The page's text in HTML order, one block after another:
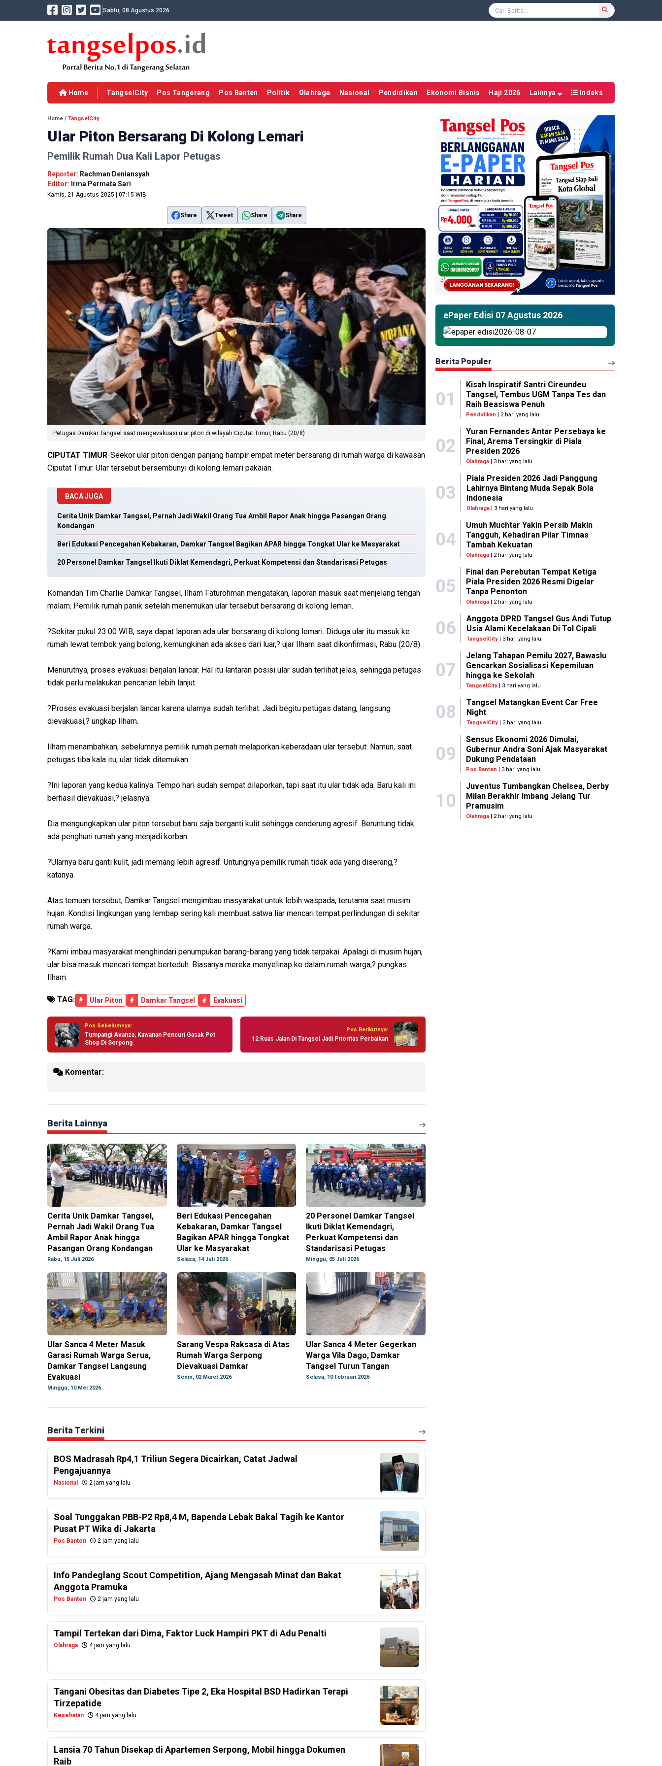
Sabtu, 08 Agustus 2026
Home TangselCity Pos Tangerang Pos Banten Politik Olahraga Nasional Pendidikan Ekonomi Bisnis Haji 2026 Lainnya Indeks
Home / TangselCity
Ular Piton Bersarang Di Kolong Lemari
Pemilik Rumah Dua Kali Lapor Petugas
Reporter: Rachman Deniansyah
Editor: Irma Permata Sari
Kamis, 21 Agustus 2025 | 07:15 WIB
Share Tweet Share Share
Petugas Damkar Tangsel saat mengevakuasi ular piton di wilayah Ciputat Timur, Rabu (20/8)
CIPUTAT TIMUR-Seekor ular piton dengan panjang hampir empat meter bersarang di rumah warga di kawasan
Ciputat Timur. Ular tersebut bersembunyi di kolong lemari pakaian.
BACA JUGA
Cerita Unik Damkar Tangsel, Pernah Jadi Wakil Orang Tua Ambil Rapor Anak hingga Pasangan Orang
Kondangan
Beri Edukasi Pencegahan Kebakaran, Damkar Tangsel Bagikan APAR hingga Tongkat Ular ke Masyarakat
20 Personel Damkar Tangsel Ikuti Diklat Kemendagri, Perkuat Kompetensi dan Standarisasi Petugas
Komandan Tim Charlie Damkar Tangsel, Ilham Faturohman mengatakan, laporan masuk saat menjelang tengah
malam. Pemilik rumah panik setelah menemukan ular tersebut bersarang di kolong lemari.
?Sekitar pukul 23.00 WIB, saya dapat laporan ada ular bersarang di kolong lemari. Diduga ular itu masuk ke
rumah lewat tembok yang bolong, kemungkinan ada akses dari luar,? ujar Ilham saat dikonfirmasi, Rabu (20/8).
Menurutnya, proses evakuasi berjalan lancar. Hal itu lantaran posisi ular sudah terlihat jelas, sehingga petugas
tidak perlu melakukan pencarian lebih lanjut.
?Proses evakuasi berjalan lancar karena ularnya sudah terlihat. Jadi begitu petugas datang, langsung
dievakuasi,? ungkap Ilham.
Ilham menambahkan, sebelumnya pemilik rumah pernah melaporkan keberadaan ular tersebut. Namun, saat
petugas tiba kala itu, ular tidak ditemukan.
?Ini laporan yang kedua kalinya. Tempo hari sudah sempat dilaporkan, tapi saat itu ular tidak ada. Baru kali ini
berhasil dievakuasi,? jelasnya.
Dia mengungkapkan ular piton tersebut baru saja berganti kulit sehingga cenderung agresif. Beruntung tidak
ada penghuni rumah yang menjadi korban.
?Ularnya baru ganti kulit, jadi memang lebih agresif. Untungnya pemilik rumah tidak ada yang diserang,?
katanya.
Atas temuan tersebut, Damkar Tangsel mengimbau masyarakat untuk lebih waspada, terutama saat musim
hujan. Kondisi lingkungan yang lembap sering kali membuat satwa liar mencari tempat perlindungan di sekitar
rumah warga.
?Kami imbau masyarakat menghindari penumpukan barang-barang yang tidak terpakai. Apalagi di musim hujan,
ular bisa masuk mencari tempat berteduh. Biasanya mereka menyelinap ke dalam rumah warga,? pungkas
Ilham.
TAG: # Ular Piton # Damkar Tangsel # Evakuasi
Pos Sebelumnya:
Tumpangi Avanza, Kawanan Pencuri Gasak Pet
Shop Di Serpong
Pos Berikutnya:
12 Ruas Jalan Di Tangsel Jadi Prioritas Perbaikan
Komentar:
Berita Lainnya
Cerita Unik Damkar Tangsel,
Pernah Jadi Wakil Orang Tua
Ambil Rapor Anak hingga
Pasangan Orang Kondangan
Rabu, 15 Juli 2026
Beri Edukasi Pencegahan
Kebakaran, Damkar Tangsel
Bagikan APAR hingga Tongkat
Ular ke Masyarakat
Selasa, 14 Juli 2026
20 Personel Damkar Tangsel
Ikuti Diklat Kemendagri,
Perkuat Kompetensi dan
Standarisasi Petugas
Minggu, 05 Juli 2026
Ular Sanca 4 Meter Masuk
Garasi Rumah Warga Serua,
Damkar Tangsel Langsung
Evakuasi
Minggu, 10 Mei 2026
Sarang Vespa Raksasa di Atas
Rumah Warga Serpong
Dievakuasi Damkar
Senin, 02 Maret 2026
Ular Sanca 4 Meter Gegerkan
Warga Vila Dago, Damkar
Tangsel Turun Tangan
Selasa, 10 Februari 2026
Berita Terkini
BOS Madrasah Rp4,1 Triliun Segera Dicairkan, Catat Jadwal
Pengajuannya
Nasional 2 jam yang lalu
Soal Tunggakan PBB-P2 Rp8,4 M, Bapenda Lebak Bakal Tagih ke Kantor
Pusat PT Wika di Jakarta
Pos Banten 2 jam yang lalu
Info Pandeglang Scout Competition, Ajang Mengasah Minat dan Bakat
Anggota Pramuka
Pos Banten 2 jam yang lalu
Tampil Tertekan dari Dima, Faktor Luck Hampiri PKT di Adu Penalti
Olahraga 4 jam yang lalu
Tangani Obesitas dan Diabetes Tipe 2, Eka Hospital BSD Hadirkan Terapi
Tirzepatide
Kesehatan 4 jam yang lalu
Lansia 70 Tahun Disekap di Apartemen Serpong, Mobil hingga Dokumen
Raib
ePaper Edisi 07 Agustus 2026
Berita Populer
01
Kisah Inspiratif Santri Cireundeu
Tangsel, Tembus UGM Tanpa Tes dan
Raih Beasiswa Penuh
Pendidikan | 2 hari yang lalu
02
Yuran Fernandes Antar Persebaya ke
Final, Arema Tersingkir di Piala
Presiden 2026
Olahraga | 3 hari yang lalu
03
Piala Presiden 2026 Jadi Panggung
Lahirnya Bintang Muda Sepak Bola
Indonesia
Olahraga| 3 hari yang lalu
04
Umuh Muchtar Yakin Persib Makin
Tangguh, Kehadiran Pilar Timnas
Tambah Kekuatan
Olahraga | 2 hari yang lalu
05
Final dan Perebutan Tempat Ketiga
Piala Presiden 2026 Resmi Digelar
Tanpa Penonton
Olahraga | 2 hari yang lalu
06
Anggota DPRD Tangsel Gus Andi Tutup
Usia Alami Kecelakaan Di Tol Cipali
TangselCity| 3 hari yang lalu
07
Jelang Tahapan Pemilu 2027, Bawaslu
Gencarkan Sosialisasi Kepemiluan
hingga ke Sekolah
TangselCity | 3 hari yang lalu
08
Tangsel Matangkan Event Car Free
Night
TangselCity| 3 hari yang lalu
09
Sensus Ekonomi 2026 Dimulai,
Gubernur Andra Soni Ajak Masyarakat
Dukung Pendataan
Pos Banten | 3 hari yang lalu
10
Juventus Tumbangkan Chelsea, Derby
Milan Berakhir Imbang Jelang Tur
Pramusim
Olahraga | 2 hari yang lalu